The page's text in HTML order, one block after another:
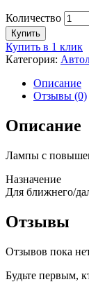
Количество
Купить
Купить в 1 клик
Категория:
Описание
Отзывы (0)
Описание
Лампы с
Назначение
Для ближнего/
Отзывы
Отзывов пока
Будьте первым,